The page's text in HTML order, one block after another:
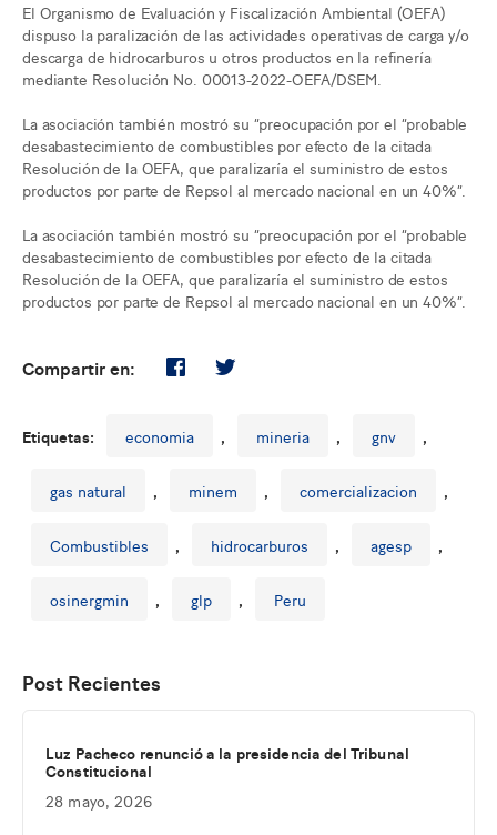
El Organismo de Evaluación y Fiscalización Ambiental (OEFA)
dispuso la paralización de las actividades operativas de carga y/o
descarga de hidrocarburos u otros productos en la refinería
mediante Resolución No. 00013-2022-OEFA/DSEM.
La asociación también mostró su “preocupación por el “probable
desabastecimiento de combustibles por efecto de la citada
Resolución de la OEFA, que paralizaría el suministro de estos
productos por parte de Repsol al mercado nacional en un 40%”.
La asociación también mostró su “preocupación por el “probable
desabastecimiento de combustibles por efecto de la citada
Resolución de la OEFA, que paralizaría el suministro de estos
productos por parte de Repsol al mercado nacional en un 40%”.
Compartir en:
Etiquetas: economia , mineria , gnv ,
gas natural , minem , comercializacion ,
Combustibles , hidrocarburos , agesp ,
osinergmin , glp , Peru
Post Recientes
Luz Pacheco renunció a la presidencia del Tribunal
Constitucional
28 mayo, 2026